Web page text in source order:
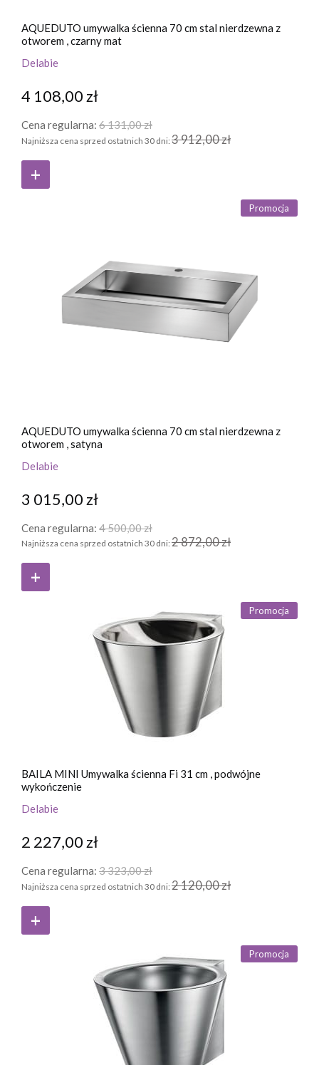
AQUEDUTO umywalka ścienna 70 cm stal nierdzewna z
otworem , czarny mat
Delabie
4 108,00 zł
Cena regularna: 6 131,00 zł
Najniższa cena sprzed ostatnich 30 dni: 3 912,00 zł
AQUEDUTO umywalka ścienna 70 cm stal nierdzewna z
otworem , satyna
Delabie
3 015,00 zł
Cena regularna: 4 500,00 zł
Najniższa cena sprzed ostatnich 30 dni: 2 872,00 zł
Promocja
BAILA MINI Umywalka ścienna Fi 31 cm , podwójne
wykończenie
Delabie
2 227,00 zł
Cena regularna: 3 323,00 zł
Najniższa cena sprzed ostatnich 30 dni: 2 120,00 zł
Promocja
Promocja